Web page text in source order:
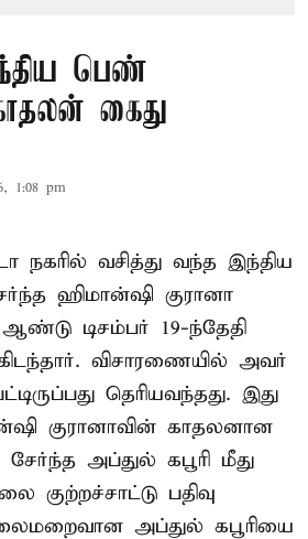
பெண்
கைது
1:08 pm
வசித்து வந்த இந்திய
ஹிமான்ஷி குரானா
டிசம்பர் 19-ந்தேதி
விசாரணையில் அவர்
தெரியவந்தது. இது
குரானாவின் காதலனான
அப்துல் கபூரி மீது
பதிவு
அப்துல் கபூரியை